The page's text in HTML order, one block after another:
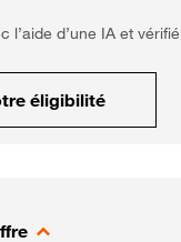
l’aide d’une IA et
éligibilité